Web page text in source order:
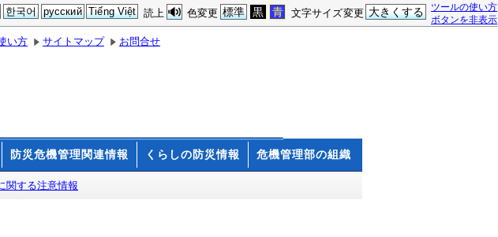
ツールの使い方
ボタンを非表示
文字サイズ変更 大きくする
色変更 標準 黒 青
読上
한국어 русский Tiếng Việt
い方 サイトマップ お問合せ
防災危機管理関連情報 くらしの防災情報 危機管理部の組織
関する注意情報